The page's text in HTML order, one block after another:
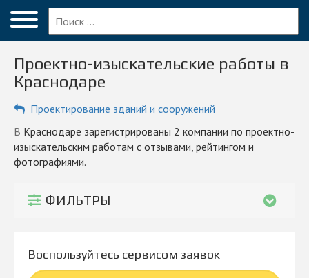
Меню
Главная
Вопрос эксперту
Компании
КОМПАНИЯМ
© 2026 Все права защищены
Проектно-изыскательские работы в
Краснодаре
Проектирование зданий и сооружений
в Краснодаре зарегистрированы 2 компании по проектно-
изыскательским работам с отзывами, рейтингом и
фотографиями.
ФИЛЬТРЫ
Воспользуйтесь сервисом заявок